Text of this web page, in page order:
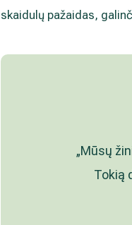
skaidulų pažaidas,
„Mūsų
Tokią